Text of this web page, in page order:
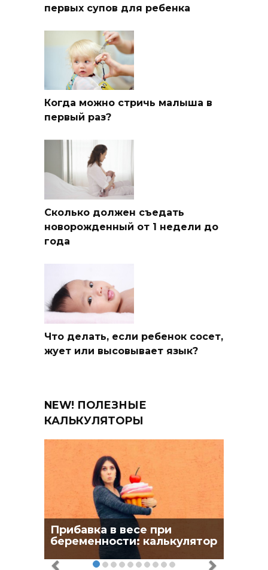
первых супов для ребенка
Когда можно стричь малыша в
первый раз?
Сколько должен съедать
новорожденный от 1 недели до
года
Что делать, если ребенок сосет,
жует или высовывает язык?
NEW! ПОЛЕЗНЫЕ
КАЛЬКУЛЯТОРЫ
Прибавка в весе при
беременности: калькулятор